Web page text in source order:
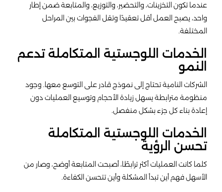
عندما تكون التخزينات، والتحضير، والتوزيع، والمتابعة ضمن إطار
واحد، يصبح العمل أقل تعقيدًا وتقل الفجوات بين المراحل
المختلفة.
الخدمات اللوجستية المتكاملة تدعم
النمو
الشركات النامية تحتاج إلى نموذج قادر على التوسع معها. وجود
منظومة مترابطة يسهل زيادة الأحجام وتوسيع العمليات دون
إعادة بناء كل جزء بشكل منفصل.
الخدمات اللوجستية المتكاملة
تحسن الرؤية
كلما كانت العمليات أكثر ترابطًا، أصبحت المتابعة أوضح، وصار من
الأسهل فهم أين تبدأ المشكلة وأين تتحسن الكفاءة.